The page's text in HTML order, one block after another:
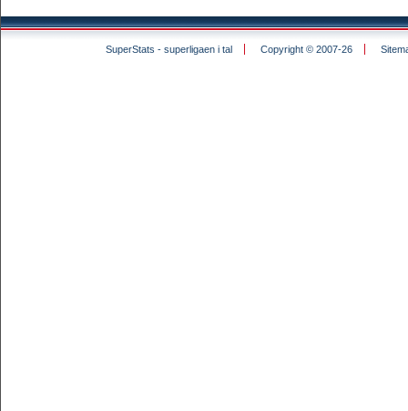
SuperStats - superligaen i tal Copyright © 2007-26